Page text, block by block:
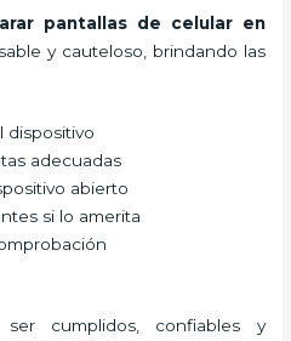
pantallas de celular en
y cauteloso, brindando las
dispositivo
adecuadas
abierto
si lo amerita
cumplidos, confiables y